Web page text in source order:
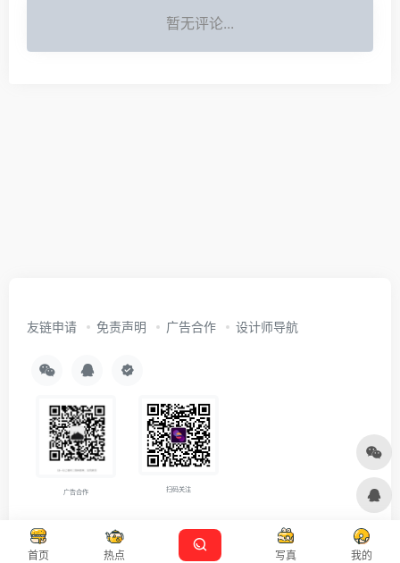
暂无评论...
首页 热点 写真 我的
友链申请 免责声明 广告合作 设计师导航
广告合作 扫码关注
Copyright © 2026沪ICP备2021007899号-5 Designed by 设计资源